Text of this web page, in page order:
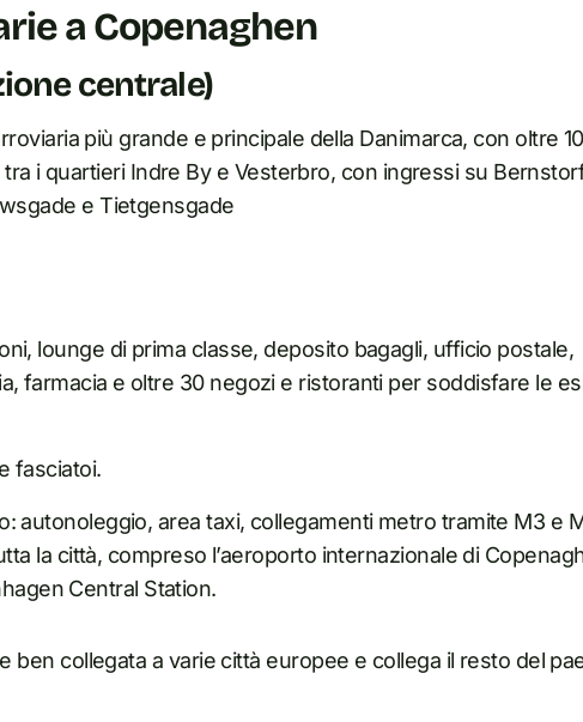
a Copenaghen
centrale)
più grande e principale della Danimarca, con oltre
i quartieri Indre By e Vesterbro, con ingressi su
e Tietgensgade
lounge di prima classe, deposito bagagli, ufficio postale,
farmacia e oltre 30 negozi e ristoranti per soddisfare le
fasciatoi.
autonoleggio, area taxi, collegamenti metro tramite M3 e
la città, compreso l’aeroporto internazionale di
Central Station.
ben collegata a varie città europee e collega il resto del